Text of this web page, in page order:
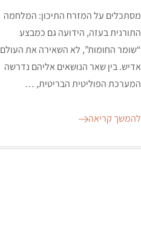
מסתכלים על המזרח התיכון: המלחמה
התורנית בעזה, הידועה גם כמבצע
“שומר החומות”, לא השאירה את העולם
אדיש. בין שאר הנושאים אליהם נדרשה
המערכת הפוליטית הבריטית, …
להמשך קריאה